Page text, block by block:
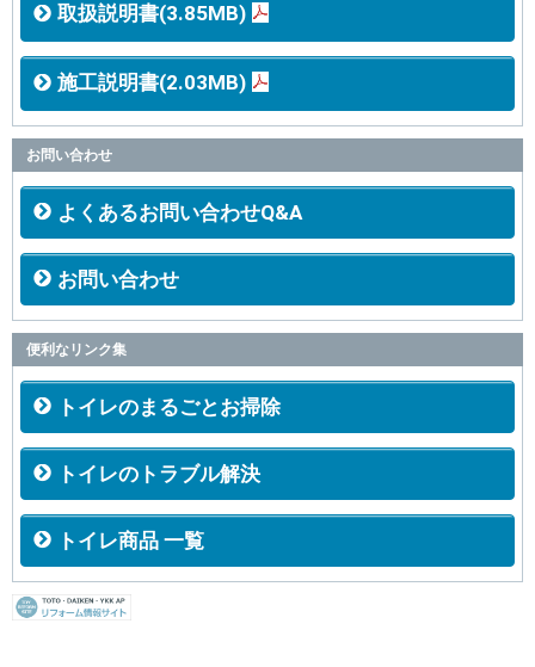
取扱説明書(3.85MB)
施工説明書(2.03MB)
お問い合わせ
よくあるお問い合わせQ&A
お問い合わせ
便利なリンク集
トイレのまるごとお掃除
トイレのトラブル解決
トイレ商品 一覧